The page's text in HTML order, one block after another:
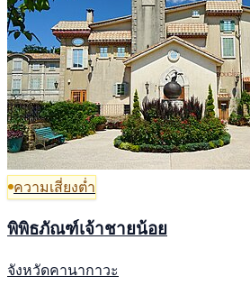
ความเสี่ยงต่ำ
พิพิธภัณฑ์เจ้าชายน้อย
จังหวัดคานากาวะ